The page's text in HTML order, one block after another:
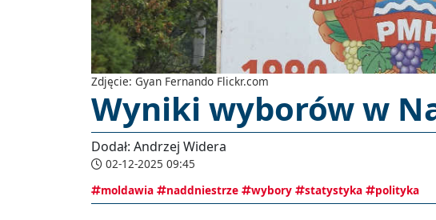
Zdjęcie: Gyan Fernando Flickr.com
Wyniki wyborów w
Dodał: Andrzej Widera
02-12-2025 09:45
moldawia
naddniestrze wybory statystyka polityka